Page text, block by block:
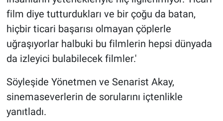
film diye tutturdukları ve bir çoğu da batan,
hiçbir ticari başarısı olmayan çöplerle
uğraşıyorlar halbuki bu filmlerin hepsi dünyada
da izleyici bulabilecek filmler.'
Söyleşide Yönetmen ve Senarist Akay,
sinemaseverlerin de sorularını içtenlikle
yanıtladı.